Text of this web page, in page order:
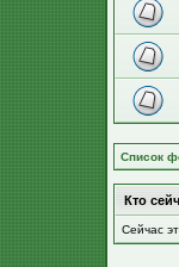
Список
Кто
Сейчас